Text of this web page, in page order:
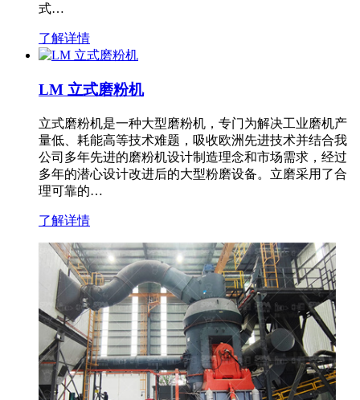
式…
了解详情
LM 立式磨粉机
立式磨粉机是一种大型磨粉机，专门为解决工业磨机产
量低、耗能高等技术难题，吸收欧洲先进技术并结合我
公司多年先进的磨粉机设计制造理念和市场需求，经过
多年的潜心设计改进后的大型粉磨设备。立磨采用了合
理可靠的…
了解详情